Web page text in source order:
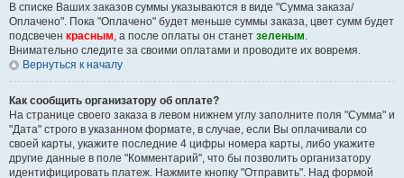
В списке Ваших заказов суммы указываются в виде "Сумма заказа/
Оплачено". Пока "Оплачено" будет меньше суммы заказа, цвет сумм будет
подсвечен красным, а после оплаты он станет зеленым.
Внимательно следите за своими оплатами и проводите их вовремя.
Вернуться к началу
Как сообщить организатору об оплате?
На странице своего заказа в левом нижнем углу заполните поля "Сумма" и
"Дата" строго в указанном формате, в случае, если Вы оплачивали со
своей карты, укажите последние 4 цифры номера карты, либо укажите
другие данные в поле "Комментарий", что бы позволить организатору
идентифицировать платеж. Нажмите кнопку "Отправить". Над формой